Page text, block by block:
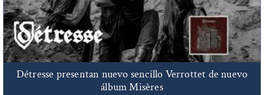
Détresse presentan nuevo sencillo Verrottet de nuevo
álbum Misères